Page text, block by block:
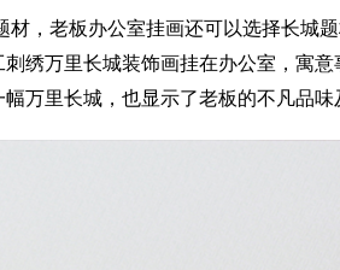
材，老板办公室挂画还可以选择长城
绣万里长城装饰画挂在办公室，寓
万里长城，也显示了老板的不凡品味